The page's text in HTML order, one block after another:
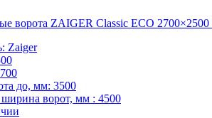
ворота ZAIGER Classic ECO
Zaiger
до, мм: 3500
ворот, мм : 4500